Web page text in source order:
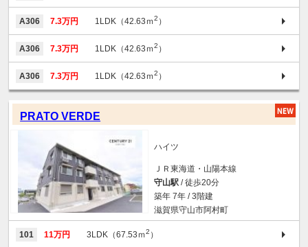
A306 7.3万円 1LDK（42.63ｍ2 ）
A306 7.3万円 1LDK（42.63ｍ2 ）
A306 7.3万円 1LDK（42.63ｍ2 ）
PRATO VERDE
ハイツ
ＪＲ東海道・山陽本線
守山駅 / 徒歩20分
築年 7年 / 3階建
滋賀県守山市阿村町
101 11万円 3LDK（67.53ｍ2 ）